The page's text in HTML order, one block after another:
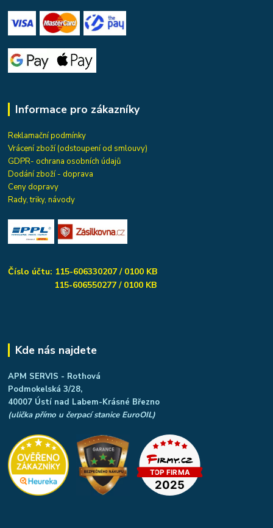
Informace pro zákazníky
Reklamační podmínky
Vrácení zboží (odstoupení od smlouvy)
GDPR- ochrana osobních údajů
Dodání zboží - doprava
Ceny dopravy
Rady, triky, návody
Číslo účtu: 115-606330207 / 0100 KB
115-606550277 / 0100 KB
Kde nás najdete
APM SERVIS - Rothová
Podmokelská 3/28,
40007 Ústí nad Labem-Krásné Březno
(ulička přímo u čerpací stanice EuroOIL)